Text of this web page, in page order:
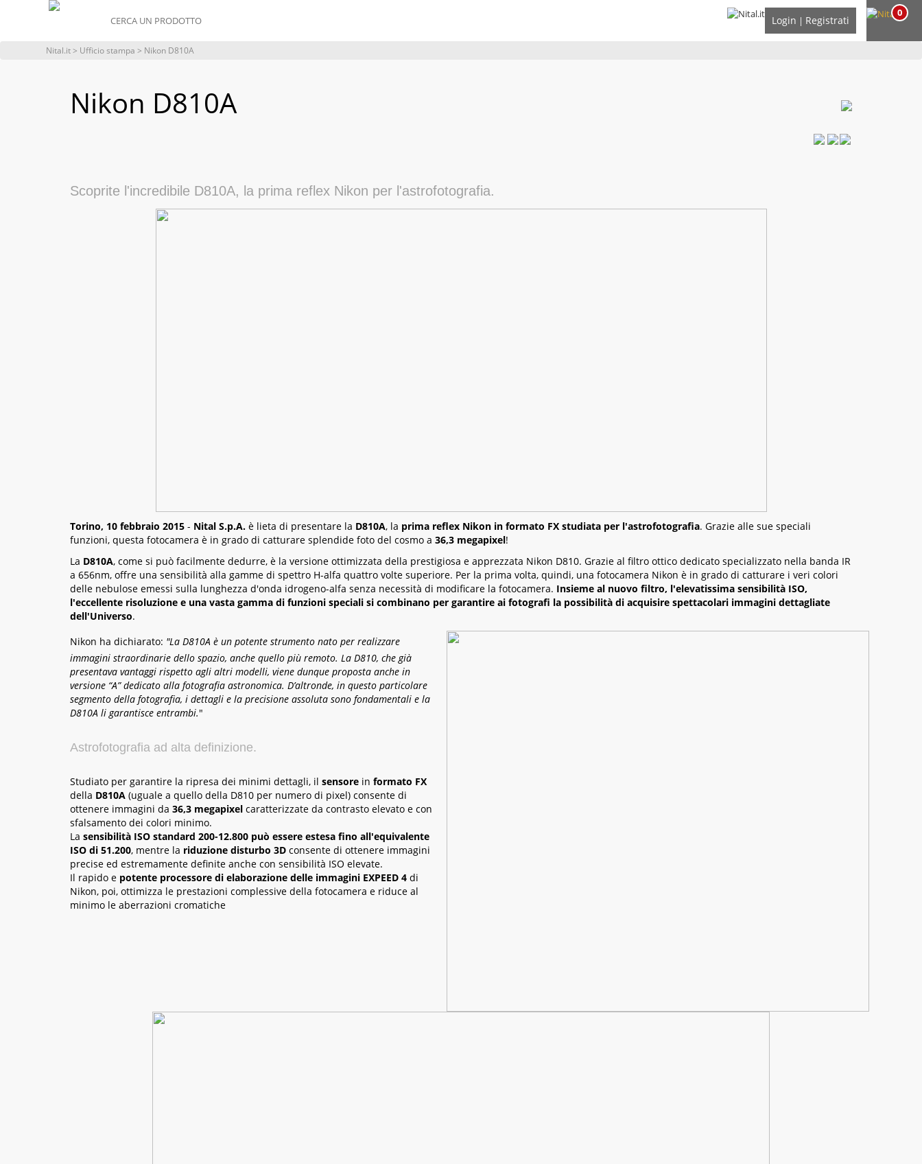
Login | Registrati
0
Nital.it> Ufficio stampa > Nikon D810A
Nikon D810A
Scoprite l'incredibile D810A, la prima reflex Nikon per l'astrofotografia.
Torino, 10 febbraio 2015 - Nital S.p.A. è lieta di presentare la D810A, la prima reflex Nikon in formato FX studiata per l'astrofotografia. Grazie alle sue speciali
funzioni, questa fotocamera è in grado di catturare splendide foto del cosmo a 36,3 megapixel!
La D810A, come si può facilmente dedurre, è la versione ottimizzata della prestigiosa e apprezzata Nikon D810. Grazie al filtro ottico dedicato specializzato nella banda IR
a 656nm, offre una sensibilità alla gamme di spettro H-alfa quattro volte superiore. Per la prima volta, quindi, una fotocamera Nikon è in grado di catturare i veri colori
delle nebulose emessi sulla lunghezza d'onda idrogeno-alfa senza necessità di modificare la fotocamera. Insieme al nuovo filtro, l'elevatissima sensibilità ISO,
l'eccellente risoluzione e una vasta gamma di funzioni speciali si combinano per garantire ai fotografi la possibilità di acquisire spettacolari immagini dettagliate
dell'Universo.
Nikon ha dichiarato: "La D810A è un potente strumento nato per realizzare
immagini straordinarie dello spazio, anche quello più remoto. La D810, che già
presentava vantaggi rispetto agli altri modelli, viene dunque proposta anche in
versione “A” dedicato alla fotografia astronomica. D’altronde, in questo particolare
segmento della fotografia, i dettagli e la precisione assoluta sono fondamentali e la
D810A li garantisce entrambi."
Astrofotografia ad alta definizione.
Studiato per garantire la ripresa dei minimi dettagli, il sensore in formato FX
della D810A (uguale a quello della D810 per numero di pixel) consente di
ottenere immagini da 36,3 megapixel caratterizzate da contrasto elevato e con
sfalsamento dei colori minimo.
La sensibilità ISO standard 200­-12.800 può essere estesa fino all'equivalente
ISO di 51.200, mentre la riduzione disturbo 3D consente di ottenere immagini
precise ed estremamente definite anche con sensibilità ISO elevate.
Il rapido e potente processore di elaborazione delle immagini EXPEED 4 di
Nikon, poi, ottimizza le prestazioni complessive della fotocamera e riduce al
minimo le aberrazioni cromatiche